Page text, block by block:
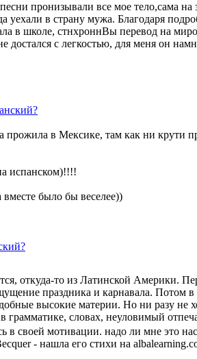
пронизывали все мое тело,сама
в страну мужа. Благодаря
в школе, стнхроннВы перевод на
достался с легкостью, для меня он
прожила в Мексике, там как ни крути
испанском)!!!!
вместе было бы веселее))
откуда-то из Латинской Америки.
праздника и карнавала. Потом
высокие материи. Но ни разу не
словах, неуловимый
в своей мотивации. надо ли мне это
- нашла его стихи на